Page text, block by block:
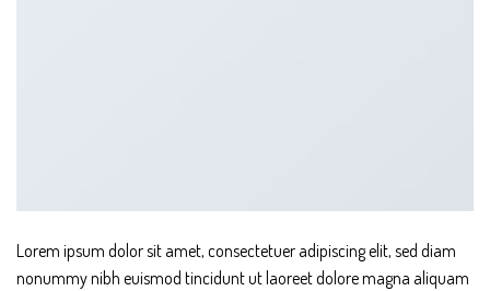
Lorem ipsum dolor sit amet, consectetuer adipiscing elit, sed diam
nonummy nibh euismod tincidunt ut laoreet dolore magna aliquam